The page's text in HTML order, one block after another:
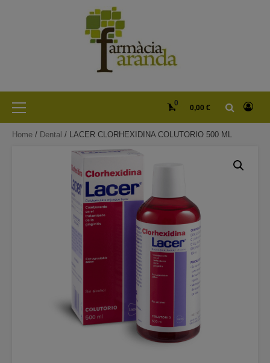
Primary
Menu
0
0,00 €
Home / Dental / LACER CLORHEXIDINA COLUTORIO 500 ML